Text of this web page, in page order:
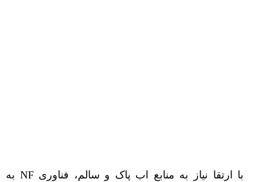
با ارتقا نیاز به منابع اب پاک و سالم، فناوری NF به